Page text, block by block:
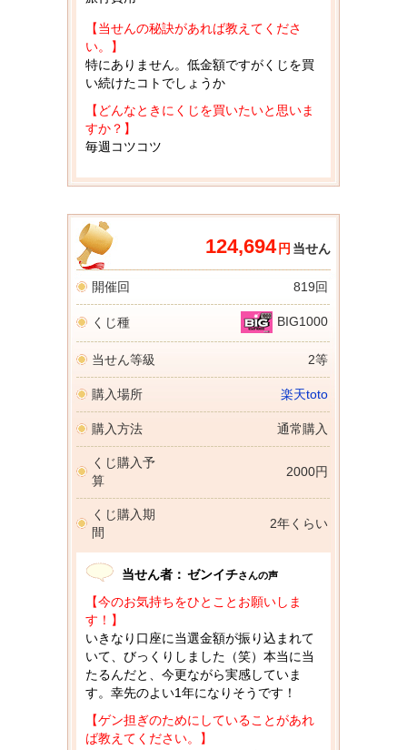
【当せんの秘訣があれば教えてくださ
い。】
特にありません。低金額ですがくじを買
い続けたコトでしょうか
【どんなときにくじを買いたいと思いま
すか？】
毎週コツコツ
124,694 円 当せん
開催回 819回
くじ種 BIG1000
当せん等級 2等
購入場所 楽天toto
購入方法 通常購入
くじ購入予
算
2000円
くじ購入期
間
2年くらい
当せん者： ゼンイチさんの声
【今のお気持ちをひとことお願いしま
す！】
いきなり口座に当選金額が振り込まれて
いて、びっくりしました（笑）本当に当
たるんだと、今更ながら実感していま
す。幸先のよい1年になりそうです！
【ゲン担ぎのためにしていることがあれ
ば教えてください。】